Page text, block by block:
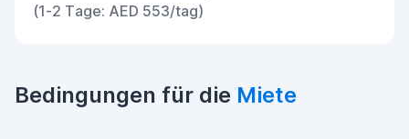
(1-2 Tage: AED 553/tag)
Bedingungen für die Miete